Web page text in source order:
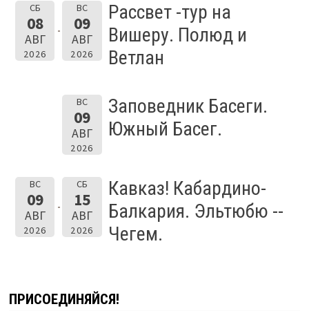
СБ
08
АВГ
2026
ВС
09
АВГ
2026
Рассвет -тур на
Вишеру. Полюд и
Ветлан
ВС
09
АВГ
2026
Заповедник Басеги.
Южный Басег.
ВС
09
АВГ
2026
СБ
15
АВГ
2026
Кавказ! Кабардино-
Балкария. Эльтюбю --
Чегем.
ПРИСОЕДИНЯЙСЯ!